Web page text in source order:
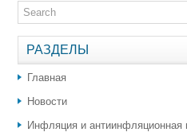
РАЗДЕЛЫ
Главная
Новости
Инфляция и антиинфляционная